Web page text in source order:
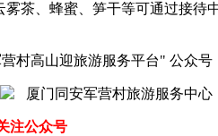
雾茶、蜂蜜、笋干等可通过接
村高山迎旅游服务平台" 公众号
注公众号